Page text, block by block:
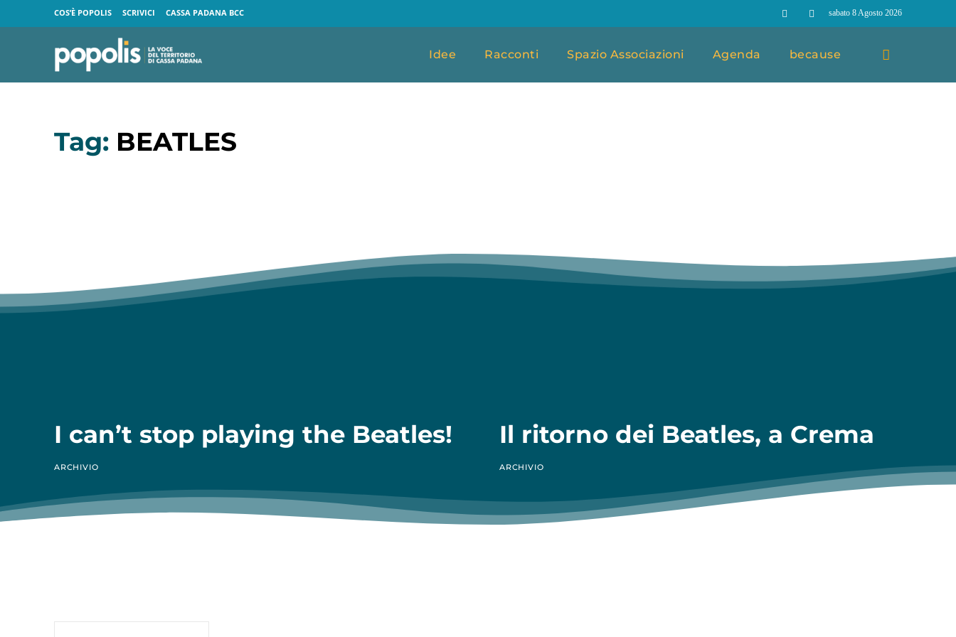
COS’È POPOLIS SCRIVICI CASSA PADANA BCC sabato 8 Agosto 2026
Idee Racconti Spazio Associazioni Agenda because
Tag: BEATLES
I can’t stop playing the Beatles!
ARCHIVIO
Il ritorno dei Beatles, a Crema
ARCHIVIO